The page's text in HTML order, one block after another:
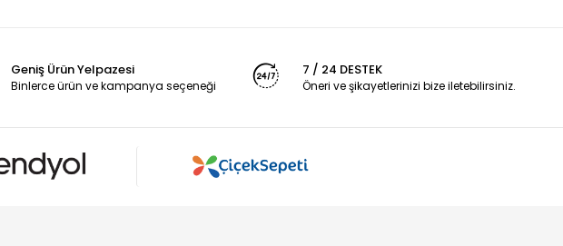
Geniş Ürün Yelpazesi
Binlerce ürün ve kampanya seçeneği
7 / 24 DESTEK
Öneri ve şikayetlerinizi bize iletebilirsiniz.